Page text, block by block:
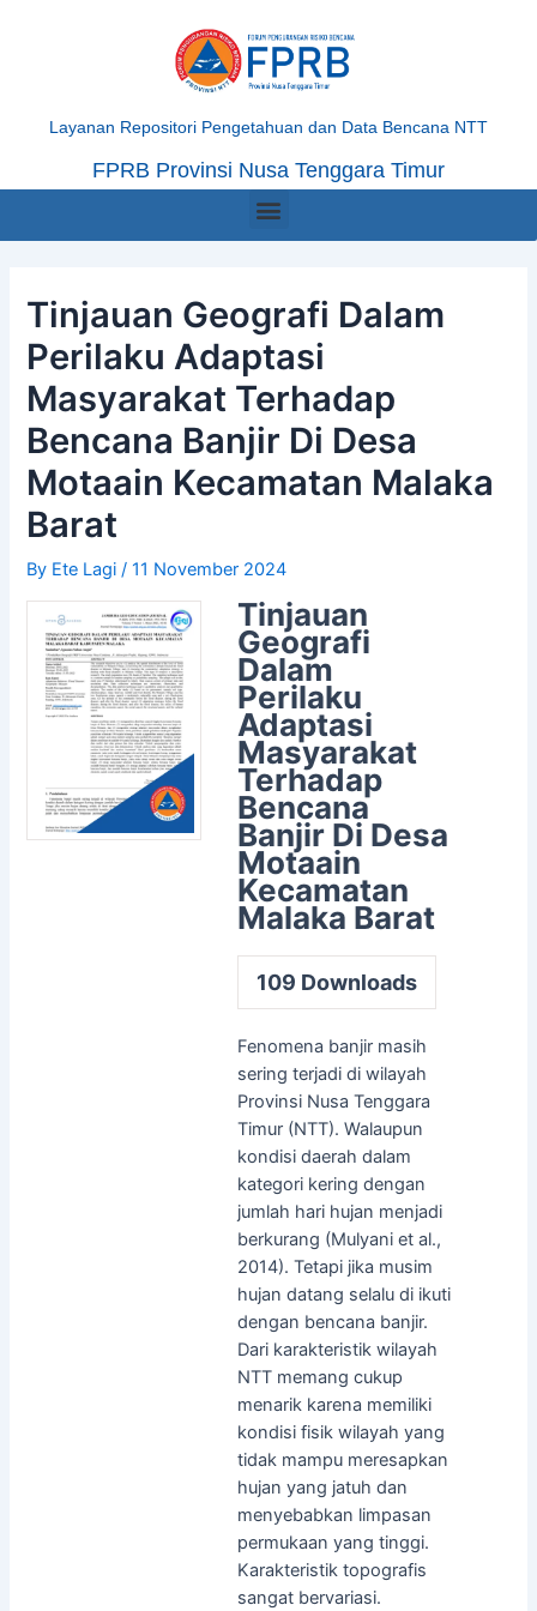
Layanan Repositori Pengetahuan dan Data Bencana NTT
FPRB Provinsi Nusa Tenggara Timur
Menu
Tinjauan Geografi Dalam
Perilaku Adaptasi
Masyarakat Terhadap
Bencana Banjir Di Desa
Motaain Kecamatan Malaka
Barat
By Ete Lagi/11 November 2024
Tinjauan
Geografi
Dalam
Perilaku
Adaptasi
Masyarakat
Terhadap
Bencana
Banjir Di Desa
Motaain
Kecamatan
Malaka Barat
109 Downloads
Fenomena banjir masih
sering terjadi di wilayah
Provinsi Nusa Tenggara
Timur (NTT). Walaupun
kondisi daerah dalam
kategori kering dengan
jumlah hari hujan menjadi
berkurang (Mulyani et al.,
2014). Tetapi jika musim
hujan datang selalu di ikuti
dengan bencana banjir.
Dari karakteristik wilayah
NTT memang cukup
menarik karena memiliki
kondisi fisik wilayah yang
tidak mampu meresapkan
hujan yang jatuh dan
menyebabkan limpasan
permukaan yang tinggi.
Karakteristik topografis
sangat bervariasi.